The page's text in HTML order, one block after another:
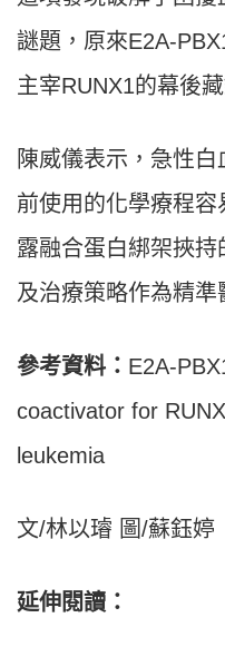
謎題，原來E2A-
主宰RUNX1的幕後藏
陳威儀表示，急性
前使用的化學療程
露融合蛋白綁架挾
及治療策略作為精準
參考資料： E2A-
coactivator for
leukemia
文/林以璿 圖/蘇鈺婷
延伸閱讀：